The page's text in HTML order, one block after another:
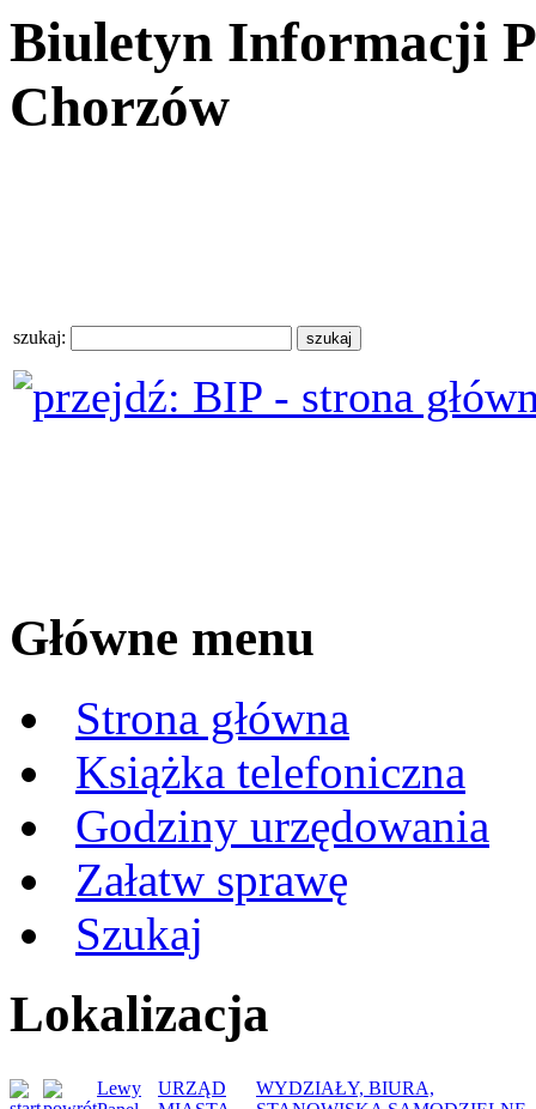
Biuletyn Informacji
Chorzów
szukaj:
Główne menu
Strona główna
Książka telefoniczna
Godziny urzędowania
Załatw sprawę
Szukaj
Lokalizacja
Lewy
URZĄD
WYDZIAŁY, BIURA,